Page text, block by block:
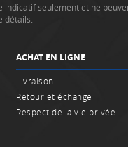
indicatif seulement et ne
détails.
ACHAT EN LIGNE
Livraison
Retour et échange
Respect de la vie privée